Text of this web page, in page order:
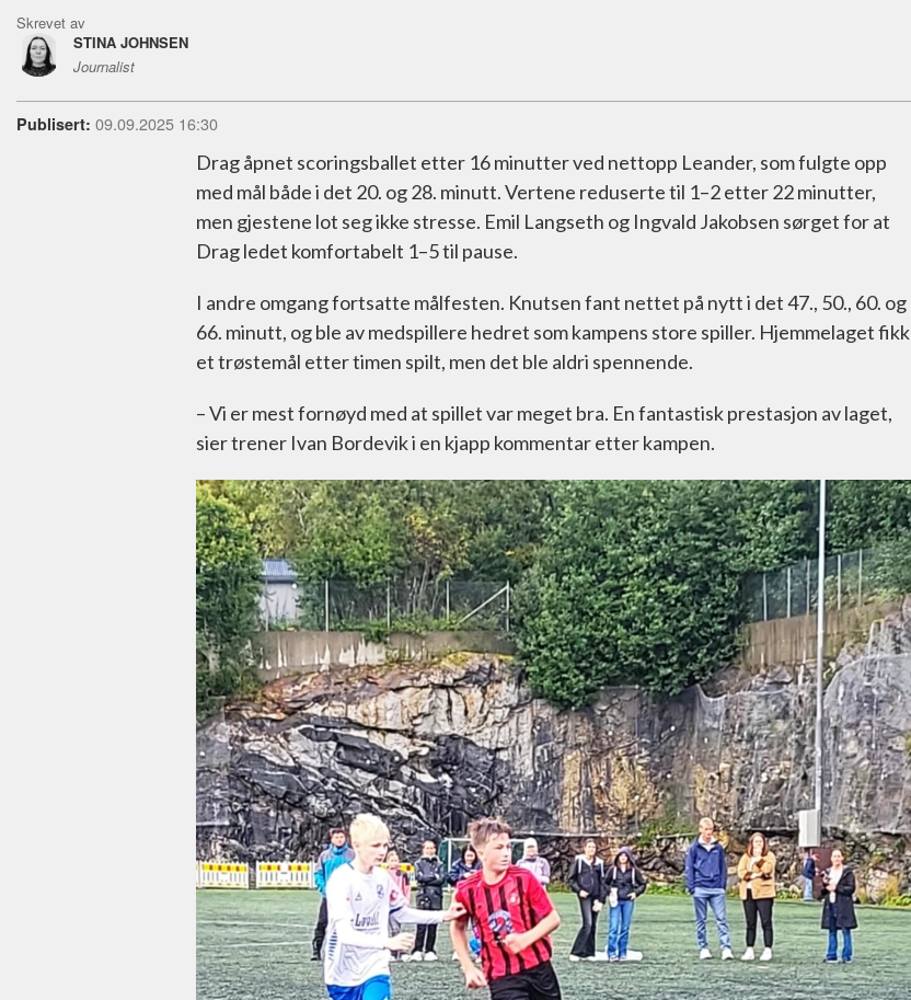
Skrevet av
STINA JOHNSEN
Journalist
Publisert: 09.09.2025 16:30
Drag åpnet scoringsballet etter 16 minutter ved nettopp Leander, som fulgte opp
med mål både i det 20. og 28. minutt. Vertene reduserte til 1–2 etter 22 minutter,
men gjestene lot seg ikke stresse. Emil Langseth og Ingvald Jakobsen sørget for at
Drag ledet komfortabelt 1–5 til pause.
I andre omgang fortsatte målfesten. Knutsen fant nettet på nytt i det 47., 50., 60. og
66. minutt, og ble av medspillere hedret som kampens store spiller. Hjemmelaget fikk
et trøstemål etter timen spilt, men det ble aldri spennende.
– Vi er mest fornøyd med at spillet var meget bra. En fantastisk prestasjon av laget,
sier trener Ivan Bordevik i en kjapp kommentar etter kampen.